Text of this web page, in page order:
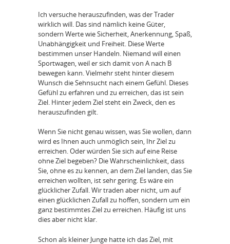
Ich versuche herauszufinden, was der Trader
wirklich will. Das sind nämlich keine Güter,
sondern Werte wie Sicherheit, Anerkennung, Spaß,
Unabhängigkeit und Freiheit. Diese Werte
bestimmen unser Handeln. Niemand will einen
Sportwagen, weil er sich damit von A nach B
bewegen kann. Vielmehr steht hinter diesem
Wunsch die Sehnsucht nach einem Gefühl. Dieses
Gefühl zu erfahren und zu erreichen, das ist sein
Ziel. Hinter jedem Ziel steht ein Zweck, den es
herauszufinden gilt.
Wenn Sie nicht genau wissen, was Sie wollen, dann
wird es Ihnen auch unmöglich sein, Ihr Ziel zu
erreichen. Oder würden Sie sich auf eine Reise
ohne Ziel begeben? Die Wahrscheinlichkeit, dass
Sie, ohne es zu kennen, an dem Ziel landen, das Sie
erreichen wollten, ist sehr gering. Es wäre ein
glücklicher Zufall. Wir traden aber nicht, um auf
einen glücklichen Zufall zu hoffen, sondern um ein
ganz bestimmtes Ziel zu erreichen. Häufig ist uns
dies aber nicht klar.
Schon als kleiner Junge hatte ich das Ziel, mit